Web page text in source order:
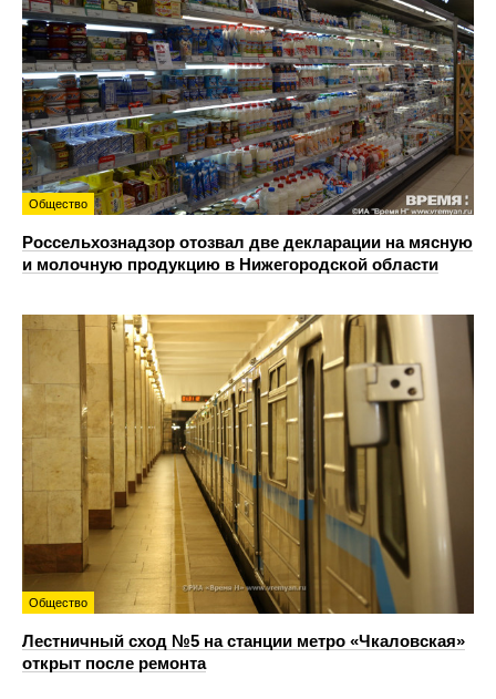
Общество
Россельхознадзор отозвал две декларации на мясную
и молочную продукцию в Нижегородской области
Общество
Лестничный сход №5 на станции метро «Чкаловская»
открыт после ремонта